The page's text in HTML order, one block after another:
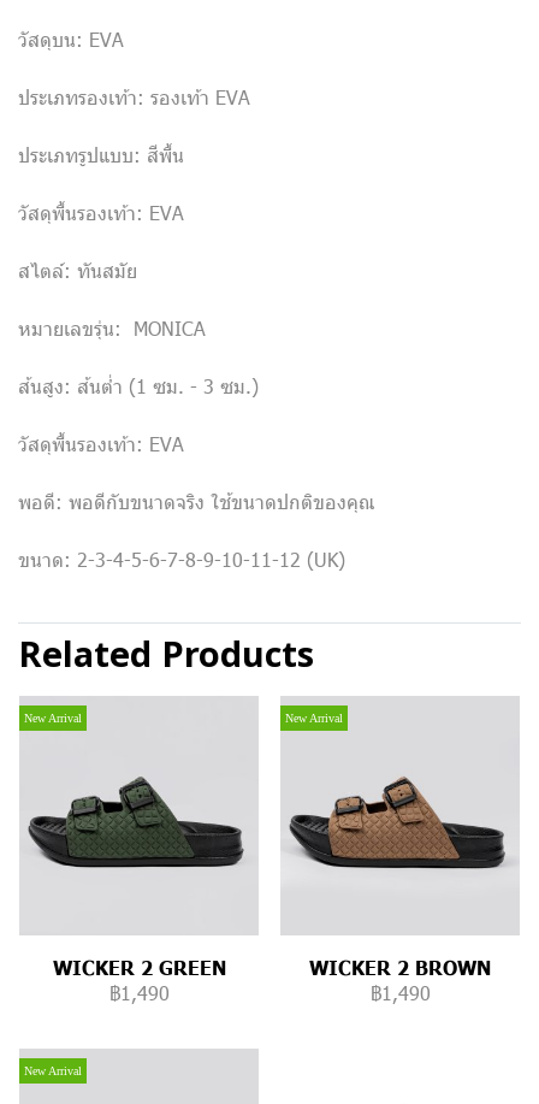
วัสดุบน: EVA
ประเภทรองเท้า: รองเท้า EVA
ประเภทรูปแบบ: สีพื้น
วัสดุพื้นรองเท้า: EVA
สไตล์: ทันสมัย
หมายเลขรุ่น: MONICA
ส้นสูง: ส้นต่ำ (1 ซม. - 3 ซม.)
วัสดุพื้นรองเท้า: EVA
พอดี: พอดีกับขนาดจริง ใช้ขนาดปกติของคุณ
ขนาด: 2-3-4-5-6-7-8-9-10-11-12 (UK)
Related Products
New Arrival
WICKER 2 GREEN
฿1,490
New Arrival
WICKER 2 BROWN
฿1,490
New Arrival